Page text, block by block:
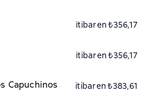
itibaren ₺356,17
itibaren ₺356,17
Capuchinos itibaren ₺383,61